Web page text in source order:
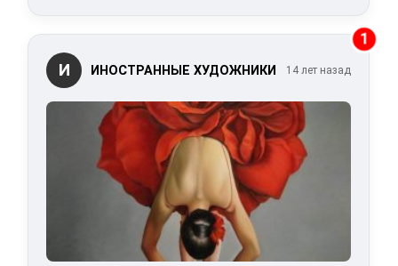
1
И ИНОСТРАННЫЕ ХУДОЖНИКИ 14 лет назад